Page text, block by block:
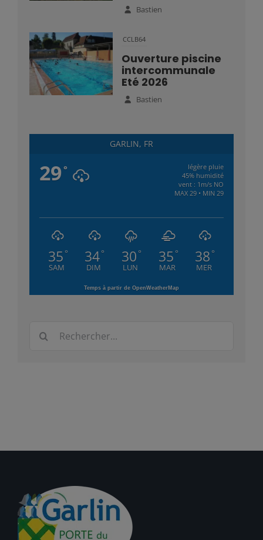
Bastien
CCLB64
Ouverture piscine
intercommunale
Eté 2026
Bastien
GARLIN, FR
29°
légère pluie
45% humidité
vent : 1m/s NO
MAX 29 • MIN 29
35 °
SAM
34°
DIM
30 °
LUN
35 °
MAR
38 °
MER
Temps à partir de OpenWeatherMap